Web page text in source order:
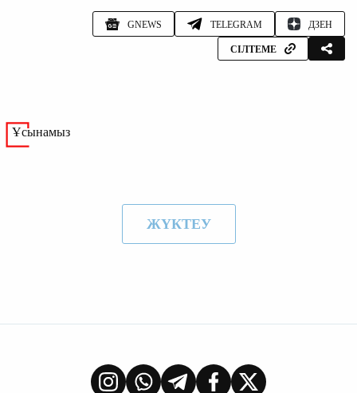
GNEWS TELEGRAM ДЗЕН
СІЛТЕМЕ
Ұсынамыз
ЖҮКТЕУ